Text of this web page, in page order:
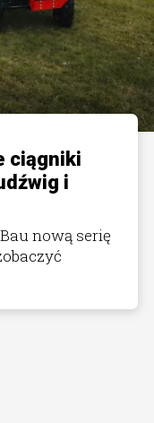
ciągniki
i
nową serię